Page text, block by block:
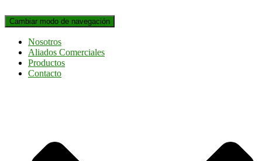
Cambiar modo de navegación
Nosotros
Aliados Comerciales
Productos
Contacto